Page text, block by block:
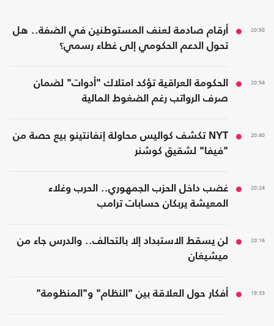
20:58
أرقام صادمة لعنف المستوطنين في الضفة.. هل
تحول الدعم الحكومي إلى غطاء رسمي؟
20:54
الحكومة العراقية تؤكد امتلاك "أدوات" لضمان
صرف الرواتب رغم الضغوط المالية
20:40
NYT تكشف كواليس محاولة إنفانتينو بيع حصة من
"فيفا" لشقيق كوشنر
20:24
غضب داخل الحزب الجمهوري.. الحرب وغلاء
المعيشة يربكان حسابات ترامب
20:16
لن يسقط الاستبداد إلا بالتحالف.. والدرس جاء من
ميشيغان
19:33 أفكار حول العلاقة بين "النظام" و"المنظومة"